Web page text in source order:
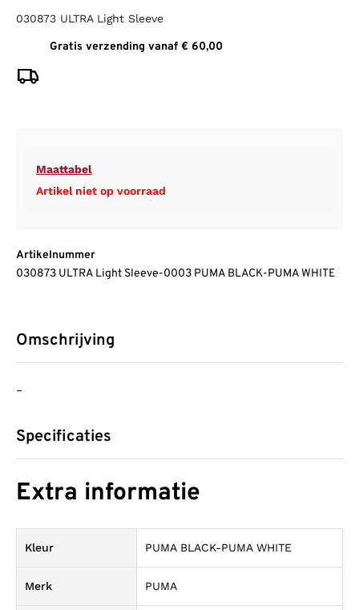
030873 ULTRA Light Sleeve
Gratis verzending vanaf € 60,00
Maattabel
Artikel niet op voorraad
Artikelnummer
030873 ULTRA Light Sleeve-0003 PUMA BLACK-PUMA WHITE
Omschrijving
–
Specificaties
Extra informatie
Kleur PUMA BLACK-PUMA WHITE
Merk PUMA